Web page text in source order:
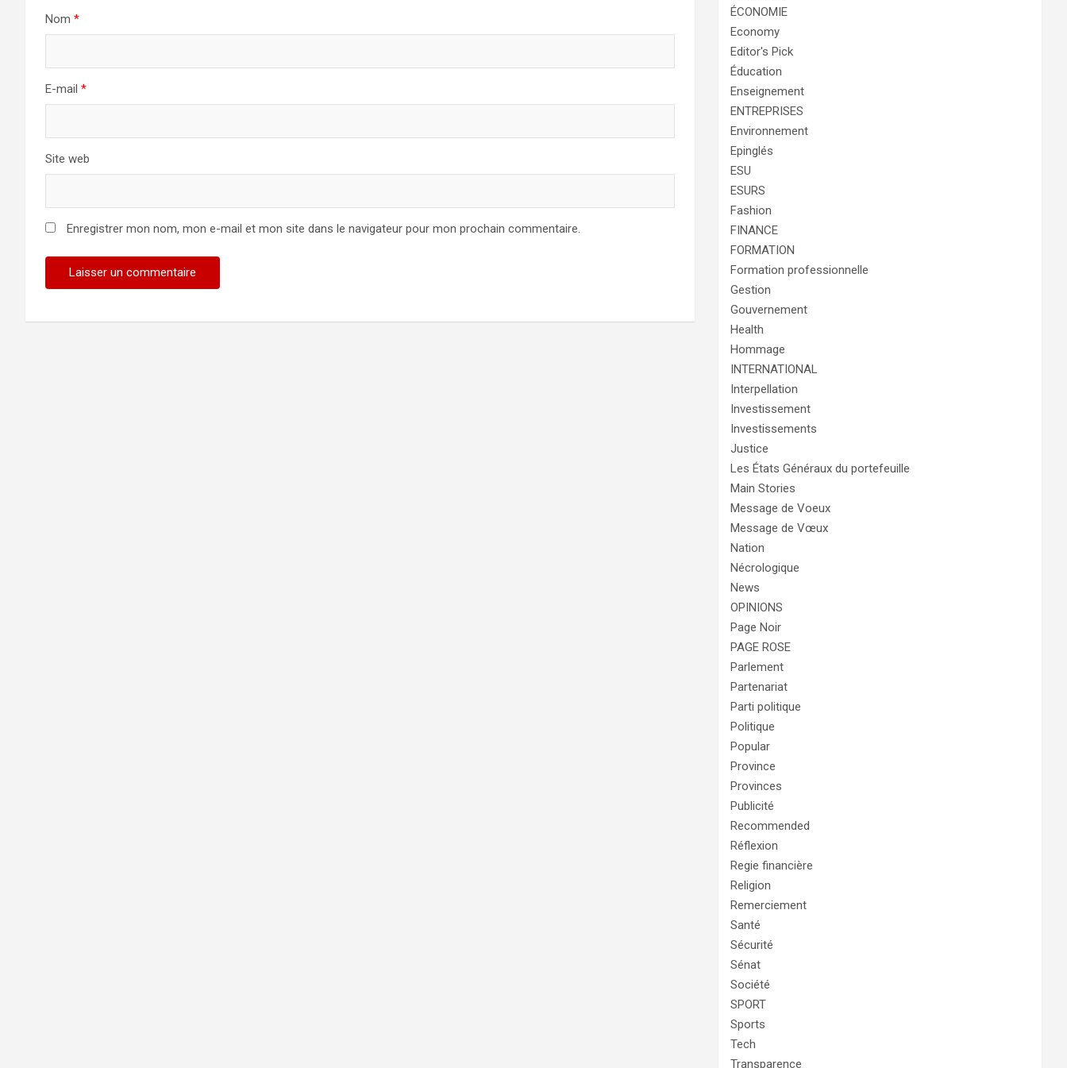
Nom *
E-mail *
Site web
Enregistrer mon nom, mon e-mail et mon site dans le navigateur pour mon prochain commentaire.
ÉCONOMIE
Economy
Editor's Pick
Éducation
Enseignement
ENTREPRISES
Environnement
Epinglés
ESU
ESURS
Fashion
FINANCE
FORMATION
Formation professionnelle
Gestion
Gouvernement
Health
Hommage
INTERNATIONAL
Interpellation
Investissement
Investissements
Justice
Les États Généraux du portefeuille
Main Stories
Message de Voeux
Message de Vœux
Nation
Nécrologique
News
OPINIONS
Page Noir
PAGE ROSE
Parlement
Partenariat
Parti politique
Politique
Popular
Province
Provinces
Publicité
Recommended
Réflexion
Regie financière
Religion
Remerciement
Santé
Sécurité
Sénat
Société
SPORT
Sports
Tech
Transparence